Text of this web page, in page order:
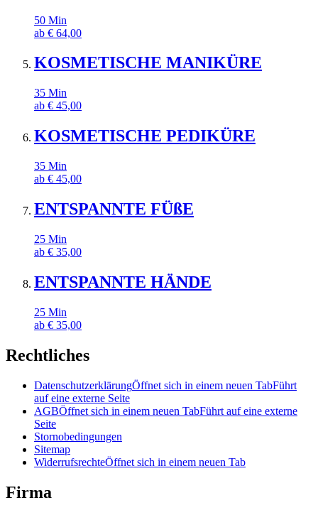
50 Min
ab € 64,00
KOSMETISCHE MANIKÜRE
35 Min
ab € 45,00
KOSMETISCHE PEDIKÜRE
35 Min
ab € 45,00
ENTSPANNTE FÜßE
25 Min
ab € 35,00
ENTSPANNTE HÄNDE
25 Min
ab € 35,00
Rechtliches
DatenschutzerklärungÖffnet sich in einem neuen TabFührt
auf eine externe Seite
AGBÖffnet sich in einem neuen TabFührt auf eine externe
Seite
Stornobedingungen
Sitemap
WiderrufsrechteÖffnet sich in einem neuen Tab
Firma